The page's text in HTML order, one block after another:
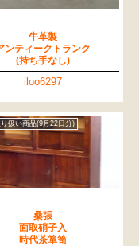
牛革製
ンティークトランク
(持ち手なし)
iloo6297
扱い商品(9月22日分)
桑張
面取硝子入
時代茶箪笥